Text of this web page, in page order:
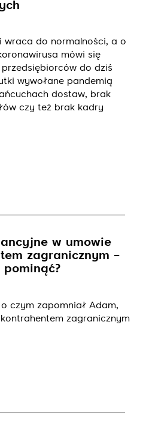
wraca do normalności, a o
mówi się
do dziś
wywołane pandemią
dostaw, brak
czy też brak kadry
w umowie
zagranicznym –
pominąć?
czym zapomniał Adam,
zagranicznym